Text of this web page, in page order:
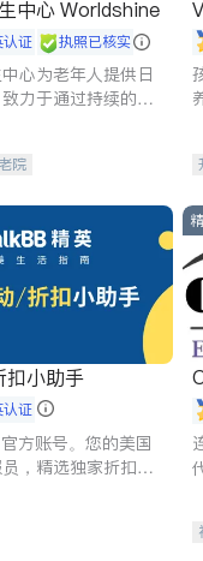
中心 Worldshine
证 执照已核实
心为老年人提供日
力于通过持续的护
院
小助手
证
方账号。您的美国
，精选独家折扣、